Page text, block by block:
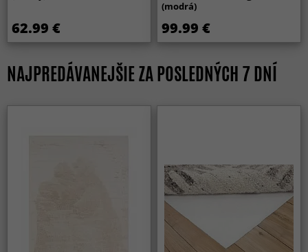
62.99 €
(modrá)
99.99 €
NAJPREDÁVANEJŠIE ZA POSLEDNÝCH 7 DNÍ